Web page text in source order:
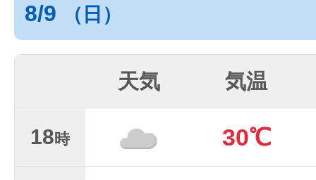
8/9 （日）
天気 気温
18時 30℃